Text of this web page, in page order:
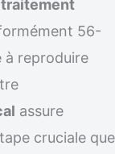
traitement
56-
à reproduire
assure
cruciale que